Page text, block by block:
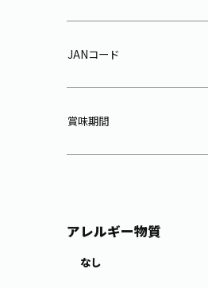
JANコード
賞味期間
アレルギー物質
なし